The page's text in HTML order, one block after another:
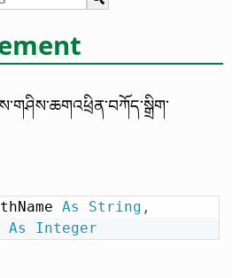
As String ,
As Integer